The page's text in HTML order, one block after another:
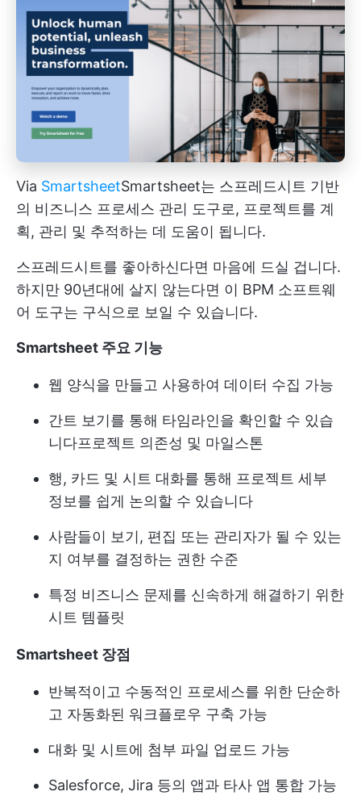
Via SmartsheetSmartsheet는 스프레드시트 기반
의 비즈니스 프로세스 관리 도구로, 프로젝트를 계
획, 관리 및 추적하는 데 도움이 됩니다.
스프레드시트를 좋아하신다면 마음에 드실 겁니다.
하지만 90년대에 살지 않는다면 이 BPM 소프트웨
어 도구는 구식으로 보일 수 있습니다.
Smartsheet 주요 기능
웹 양식을 만들고 사용하여 데이터 수집 가능
간트 보기를 통해 타임라인을 확인할 수 있습
니다프로젝트 의존성 및 마일스톤
행, 카드 및 시트 대화를 통해 프로젝트 세부
정보를 쉽게 논의할 수 있습니다
사람들이 보기, 편집 또는 관리자가 될 수 있는
지 여부를 결정하는 권한 수준
특정 비즈니스 문제를 신속하게 해결하기 위한
시트 템플릿
Smartsheet 장점
반복적이고 수동적인 프로세스를 위한 단순하
고 자동화된 워크플로우 구축 가능
대화 및 시트에 첨부 파일 업로드 가능
Salesforce, Jira 등의 앱과 타사 앱 통합 가능